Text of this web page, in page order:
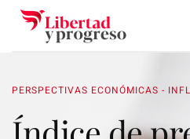
Skip to main content
PERSPECTIVAS ECONÓMICAS -